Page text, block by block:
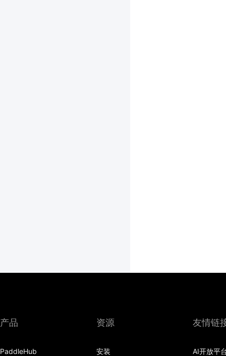
产品
PaddleHub
资源
安装
友情链
AI开放平